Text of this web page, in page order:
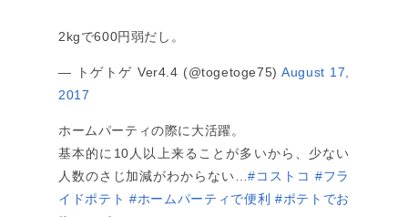
2kgで600円弱だし。
— トゲトゲ Ver4.4 (@togetoge75)August 17,
2017
ホームパーティの際に大活躍。
基本的に10人以上来ることが多いから、少ない
人数のさじ加減がわからない…#コストコ #フラ
イドポテト #ホームパーティで便利 #ポテトでお